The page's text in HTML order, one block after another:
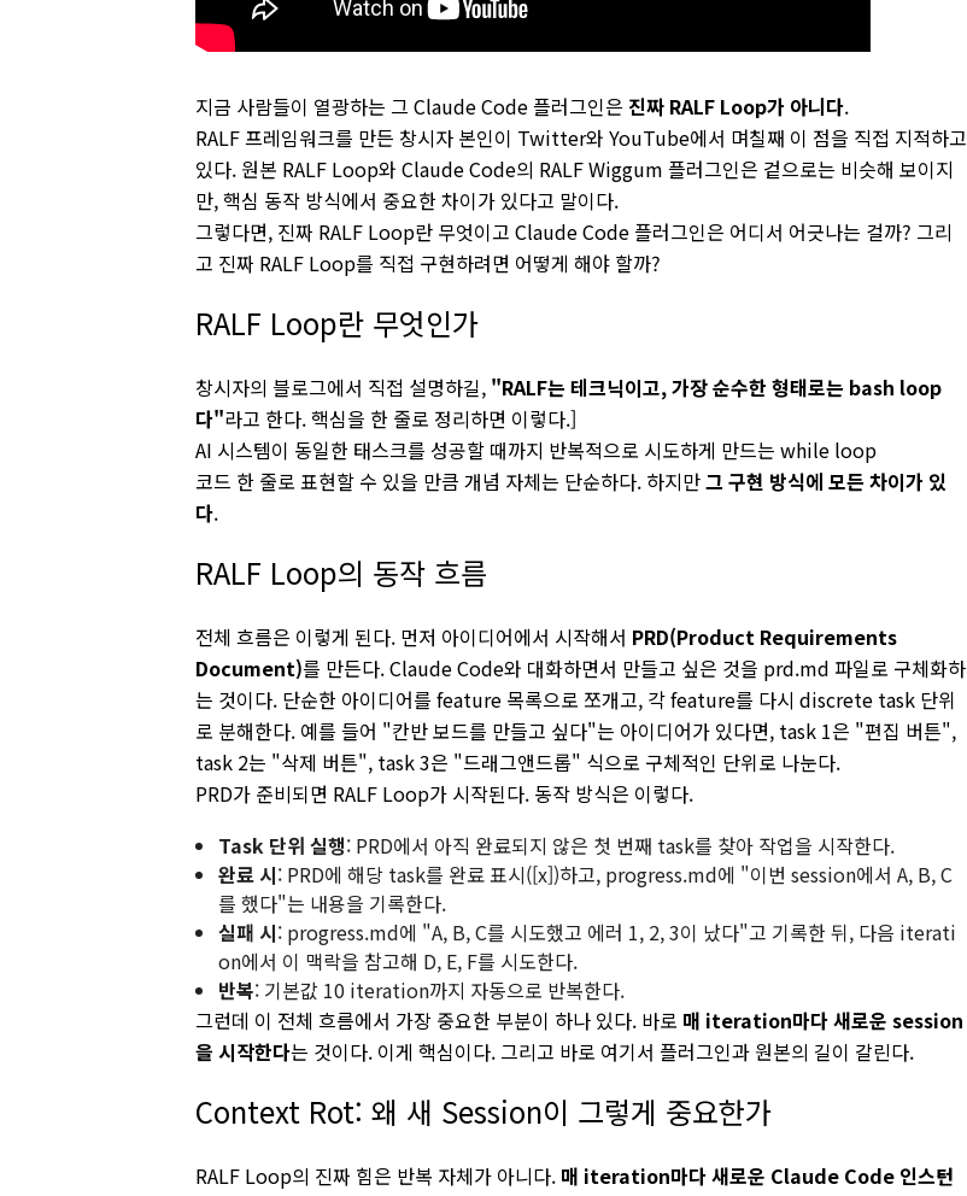
지금 사람들이 열광하는 그 Claude Code 플러그인은 진짜 RALF Loop가 아니다.
RALF 프레임워크를 만든 창시자 본인이 Twitter와 YouTube에서 며칠째 이 점을 직접 지적하고
있다. 원본 RALF Loop와 Claude Code의 RALF Wiggum 플러그인은 겉으로는 비슷해 보이지
만, 핵심 동작 방식에서 중요한 차이가 있다고 말이다.
그렇다면, 진짜 RALF Loop란 무엇이고 Claude Code 플러그인은 어디서 어긋나는 걸까? 그리
고 진짜 RALF Loop를 직접 구현하려면 어떻게 해야 할까?
RALF Loop란 무엇인가
창시자의 블로그에서 직접 설명하길, "RALF는 테크닉이고, 가장 순수한 형태로는 bash loop
다"라고 한다. 핵심을 한 줄로 정리하면 이렇다.]
AI 시스템이 동일한 태스크를 성공할 때까지 반복적으로 시도하게 만드는 while loop
코드 한 줄로 표현할 수 있을 만큼 개념 자체는 단순하다. 하지만그 구현 방식에 모든 차이가 있
다.
RALF Loop의 동작 흐름
전체 흐름은 이렇게 된다. 먼저 아이디어에서 시작해서 PRD(Product Requirements
Document)를 만든다. Claude Code와 대화하면서 만들고 싶은 것을 prd.md 파일로 구체화하
는 것이다. 단순한 아이디어를 feature 목록으로 쪼개고, 각 feature를 다시 discrete task 단위
로 분해한다. 예를 들어 "칸반 보드를 만들고 싶다"는 아이디어가 있다면, task 1은 "편집 버튼",
task 2는 "삭제 버튼", task 3은 "드래그앤드롭" 식으로 구체적인 단위로 나눈다.
PRD가 준비되면 RALF Loop가 시작된다. 동작 방식은 이렇다.
Task 단위 실행: PRD에서 아직 완료되지 않은 첫 번째 task를 찾아 작업을 시작한다.
완료 시: PRD에 해당 task를 완료 표시([x])하고, progress.md에 "이번 session에서 A, B, C
를 했다"는 내용을 기록한다.
실패 시: progress.md에 "A, B, C를 시도했고 에러 1, 2, 3이 났다"고 기록한 뒤, 다음 iterati
on에서 이 맥락을 참고해 D, E, F를 시도한다.
반복: 기본값 10 iteration까지 자동으로 반복한다.
그런데 이 전체 흐름에서 가장 중요한 부분이 하나 있다. 바로 매 iteration마다 새로운 session
을 시작한다는 것이다. 이게 핵심이다. 그리고 바로 여기서 플러그인과 원본의 길이 갈린다.
Context Rot: 왜 새 Session이 그렇게 중요한가
RALF Loop의 진짜 힘은 반복 자체가 아니다. 매 iteration마다 새로운 Claude Code 인스턴